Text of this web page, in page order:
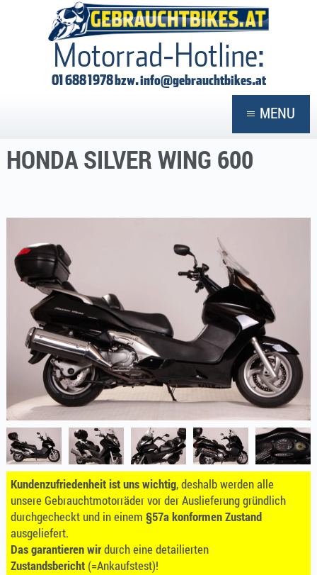
GEBRAUCHTBIKES
Motorrad-Hotline:
01 688 1978 bzw.info@gebrauchtbikes.at
MENU
HONDA SILVER WING 600
Kundenzufriedenheit ist uns wichtig, deshalb werden alle
unsere Gebrauchtmotorräder vor der Auslieferung gründlich
durchgecheckt und in einem §57a konformen Zustand
ausgeliefert.
Das garantieren wirdurch eine detailierten
Zustandsbericht(=Ankaufstest)!